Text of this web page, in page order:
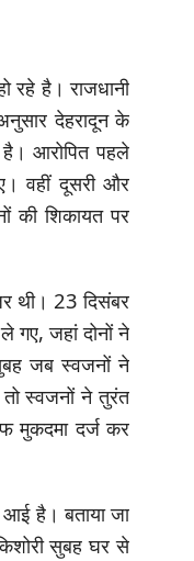
रहे है। राजधानी
देहरादून के
है। आरोपित पहले
वहीं दूसरी और
की शिकायत पर
थी। 23 दिसंबर
गए, जहां दोनों ने
जब स्वजनों ने
स्वजनों ने तुरंत
मुकदमा दर्ज कर
है। बताया जा
सुबह घर से